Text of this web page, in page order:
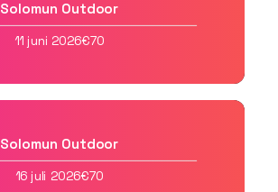
Solomun Outdoor
11 juni 2026€70
Solomun Outdoor
16 juli 2026€70